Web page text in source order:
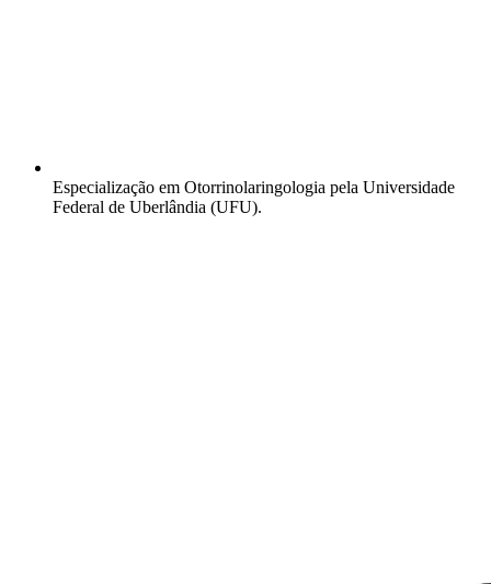
Especialização em Otorrinolaringologia pela Universidade
Federal de Uberlândia (UFU).